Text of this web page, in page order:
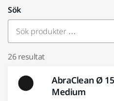
Sök
26 resultat
AbraClean Ø
Medium